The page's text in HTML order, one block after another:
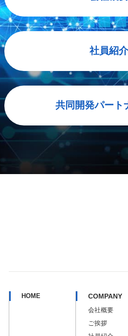
社員紹介
共同開発パート
HOME COMPANY
会社概要
ご挨拶